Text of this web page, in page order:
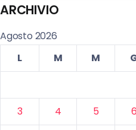
ARCHIVIO
Agosto 2026
L
M M
3
4 5 6